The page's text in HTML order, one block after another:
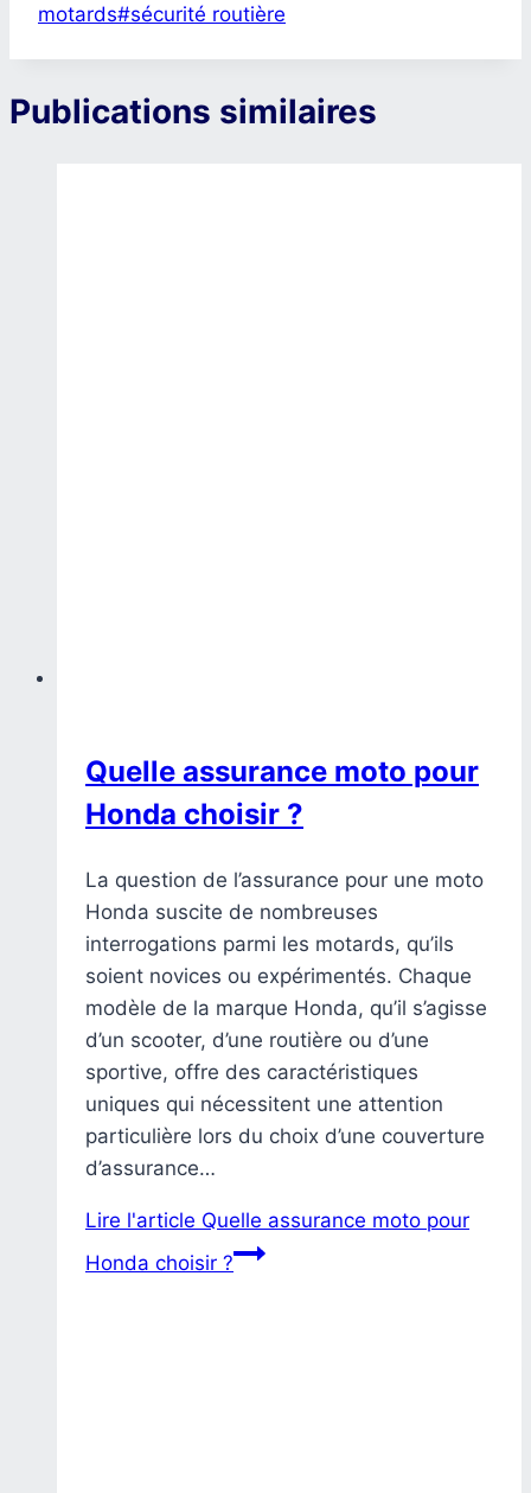
motards#sécurité routière
Publications similaires
Quelle assurance moto pour
Honda choisir ?
La question de l’assurance pour une moto
Honda suscite de nombreuses
interrogations parmi les motards, qu’ils
soient novices ou expérimentés. Chaque
modèle de la marque Honda, qu’il s’agisse
d’un scooter, d’une routière ou d’une
sportive, offre des caractéristiques
uniques qui nécessitent une attention
particulière lors du choix d’une couverture
d’assurance…
Lire l'article Quelle assurance moto pour
Honda choisir ?